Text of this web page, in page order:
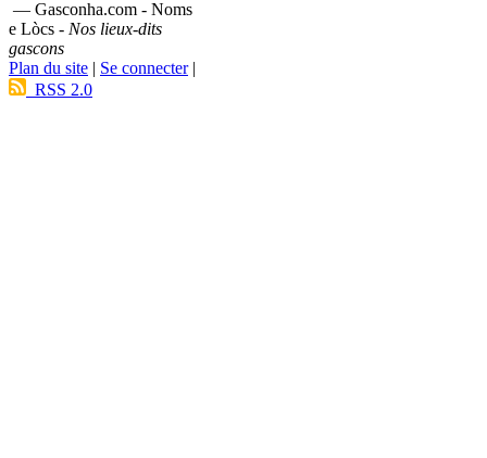
— Gasconha.com - Noms
e Lòcs - Nos lieux-dits
gascons
Plan du site | Se connecter|
RSS 2.0